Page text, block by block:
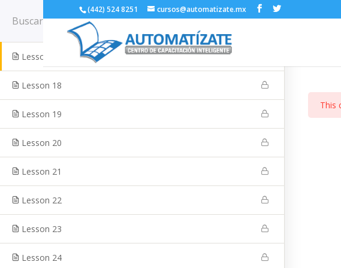
(442) 524 8251 cursos@automatizate.mx
Inicio
Lesson 16
Lesson 17
Lesson 18
Lesson 19
Lesson 20
Lesson 21
Lesson 22
Lesson 23
Lesson 24
This